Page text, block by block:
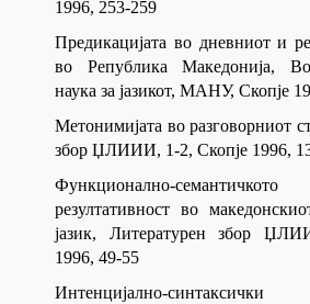
1996, 253-259
Предикацијата во дневниот и
во Република Македонија,
наука за јазикот, МАНУ, Скопје
Метонимијата во разговорниот
збор ЏЛИИИ, 1-2, Скопје 1996,
Функционално-
резултативност во
јазик, Литературен збор
1996, 49-55
Интенцијално-